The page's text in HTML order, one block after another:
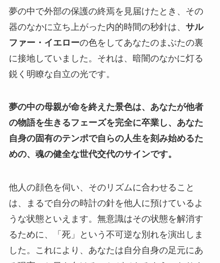
夢の中で外部の保護の終焉を見届けたとき、その
器のなかに立ち上がった内的時間の秒針は、 サル
ファー・イエローの色をしてあなたのまぶたの裏
に接地していました。それは、暗闇のなかに灯る
鋭く明瞭な自立の光です。
夢の中の母親が命を終えた景色は、あなたが他者
の物語を生きるフェーズを完全に卒業し、あなた
自身の固有のテンポで自らの人生を刻み始めるた
めの、魂の健全な世代交代のサインです。
他人の顔色を伺い、そのリズムに合わせること
は、まるで自分の時計の針を他人に預けているよ
うな状態といえます。無意識はその状態を解消す
るために、「死」という不可逆な別れを演出しま
した。これにより、あなたは自分自身の足元にあ